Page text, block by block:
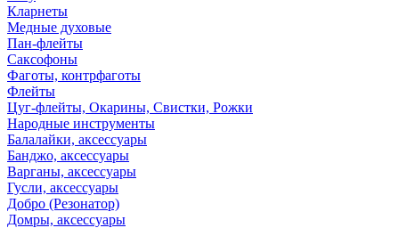
Кларнеты
Медные духовые
Пан-флейты
Саксофоны
Фаготы, контрфаготы
Флейты
Цуг-флейты, Окарины, Свистки, Рожки
Народные инструменты
Балалайки, аксессуары
Банджо, аксессуары
Варганы, аксессуары
Гусли, аксессуары
Добро (Резонатор)
Домры, аксессуары